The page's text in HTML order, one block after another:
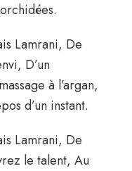
Lamrani, De
D’un
à l’argan,
d’un instant.
Lamrani, De
le talent, Au